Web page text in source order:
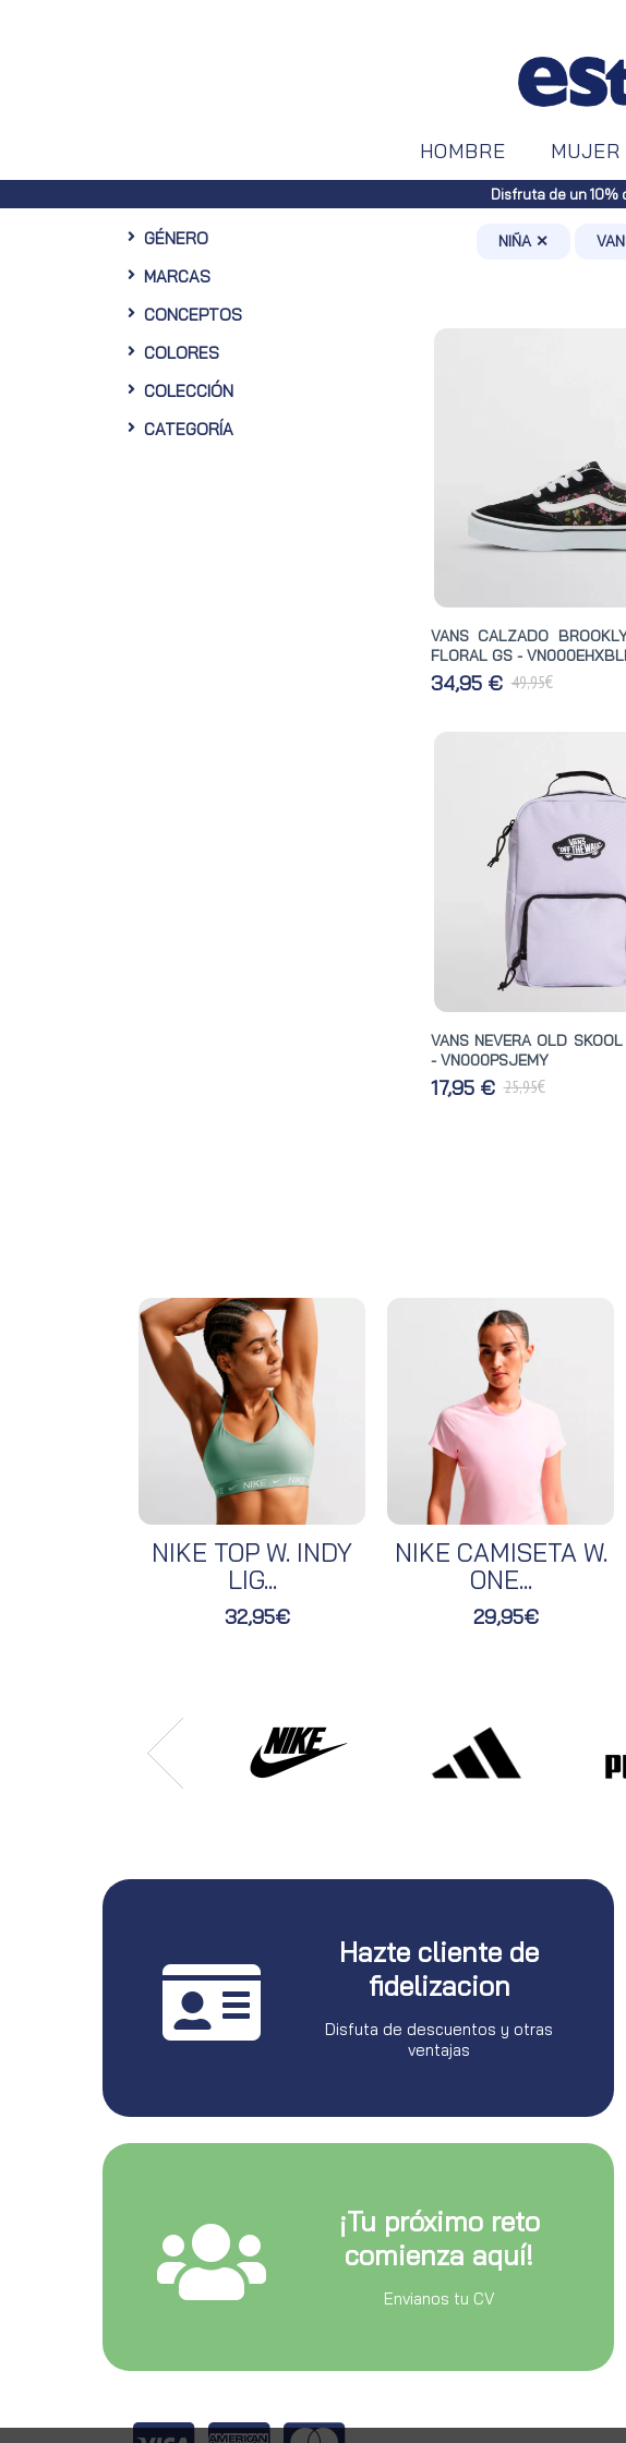
HOMBRE MUJER
Disfruta de un
GÉNERO
MARCAS
CONCEPTOS
COLORES
COLECCIÓN
CATEGORÍA
NIÑA ✕
VANS CALZADO
FLORAL GS -
34,95 € 49,95€
VANS NEVERA OLD
- VN000PSJEMY
17,95 € 25,95€
NIKE TOP W. INDY
LIG...
32,95€
NIKE CAMISETA W.
ONE...
29,95€
Hazte cliente de
fidelizacion
Disfuta de descuentos y otras
ventajas
¡Tu próximo reto
comienza aquí!
Envianos tu CV